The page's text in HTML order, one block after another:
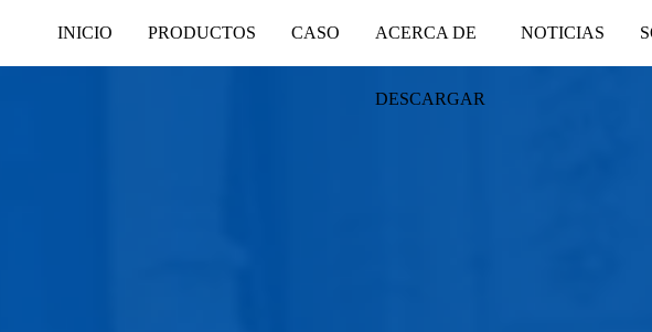
INICIO PRODUCTOS CASO ACERCA DE
DESCARGAR
NOTICIAS